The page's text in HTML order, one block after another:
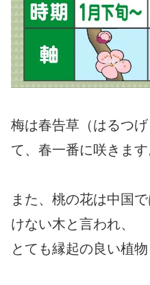
梅は春告草（はるつ
て、春一番に咲きます
また、桃の花は中国
けない木と言われ、
とても縁起の良い植物